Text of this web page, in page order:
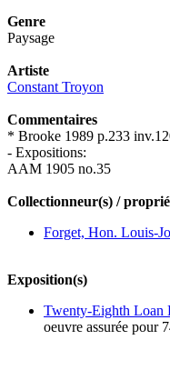
Genre
Paysage
Artiste
Constant Troyon
Commentaires
* Brooke 1989 p.233
- Expositions:
AAM 1905 no.35
Collectionneur(s) /
Forget, Hon. Louis-
Exposition(s)
Twenty-Eighth Loan
oeuvre assurée pour